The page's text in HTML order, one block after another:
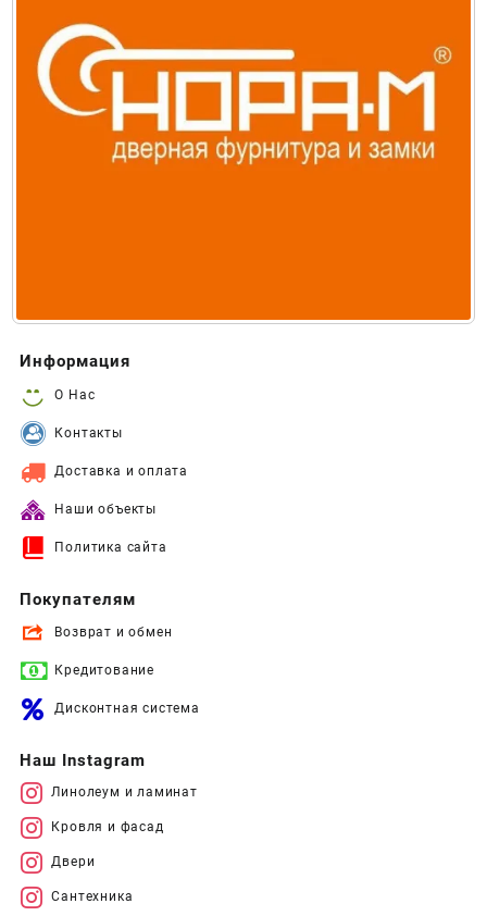
Информация
О Нас
Контакты
Доставка и оплата
Наши объекты
Политика сайта
Покупателям
Возврат и обмен
Кредитование
Дисконтная система
Наш Instagram
Линолеум и ламинат
Кровля и фасад
Двери
Сантехника